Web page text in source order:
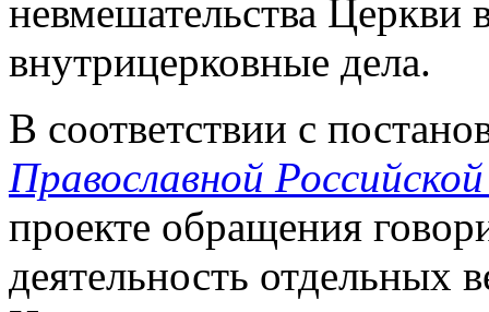
невмешательства Церкви
внутрицерковные дела.
В соответствии с
Православной
проекте обращения
деятельность отдельных